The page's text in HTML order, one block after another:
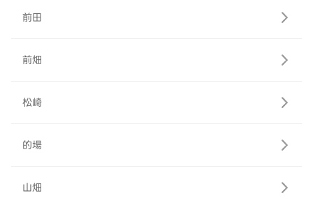
前田
前畑
松崎
的場
山畑